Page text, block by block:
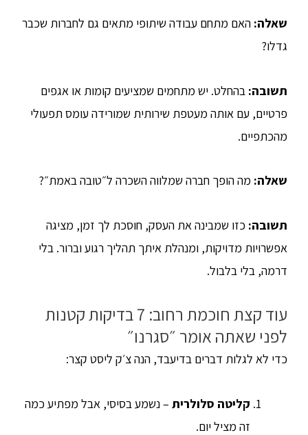
שאלה: האם מתחם עבודה שיתופי מתאים גם לחברות שכבר
גדלו?
תשובה: בהחלט. יש מתחמים שמציעים קומות או אגפים
פרטיים, עם אותה מעטפת שירותית שמורידה עומס תפעולי
מהכתפיים.
שאלה: מה הופך חברה שמלווה השכרה ל״טובה באמת״?
תשובה: כזו שמבינה את העסק, חוסכת לך זמן, מציגה
אפשרויות מדויקות, ומנהלת איתך תהליך רגוע וברור. בלי
דרמה, בלי בלבול.
עוד קצת חוכמת רחוב: 7 בדיקות קטנות
לפני שאתה אומר ״סגרנו״
כדי לא לגלות דברים בדיעבד, הנה צ׳ק ליסט קצר:
קליטה סלולרית – נשמע בסיסי, אבל מפתיע כמה
זה מציל יום.